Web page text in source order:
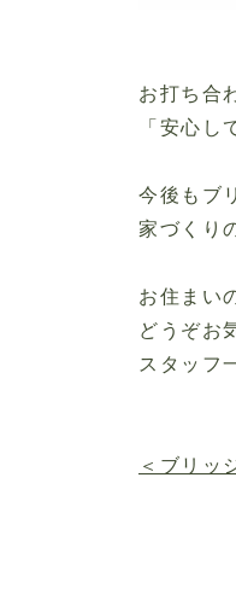
お打ち合
「安心
今後もブ
家づくり
お住まい
どうぞお
スタッフ
＜ブリッ